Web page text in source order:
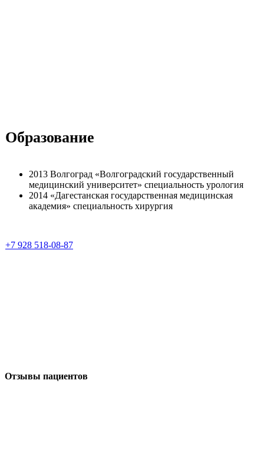
Образование
2013 Волгоград «Волгоградский государственный
медицинский университет» специальность урология
2014 «Дагестанская государственная медицинская
академия» специальность хирургия
+7 928 518-08-87
Отзывы пациентов